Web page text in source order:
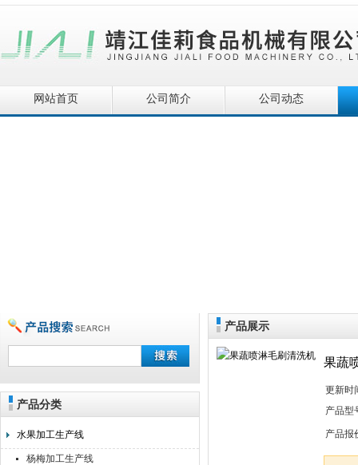
靖江佳莉食品机械有限公司
网站首页 公司简介 公司动态
产品分类
水果加工生产线
杨梅加工生产线
产品展示
果蔬
更新时
产品型
产品报